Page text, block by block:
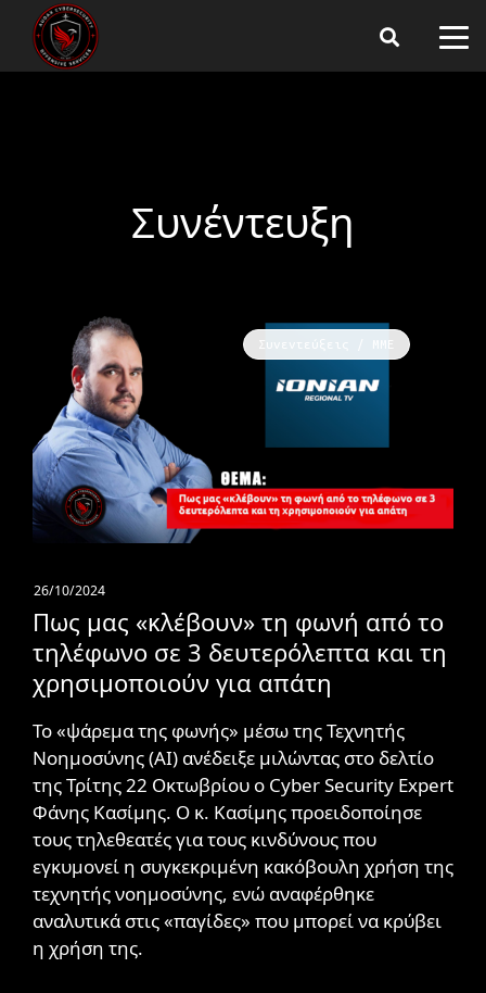
Συνέντευξη
Συνεντεύξεις / ΜΜΕ
26/10/2024
Πως μας «κλέβουν» τη φωνή από το
τηλέφωνο σε 3 δευτερόλεπτα και τη
χρησιμοποιούν για απάτη
Το «ψάρεμα της φωνής» μέσω της Τεχνητής
Νοημοσύνης (AI) ανέδειξε μιλώντας στο δελτίο
της Τρίτης 22 Οκτωβρίου ο Cyber Security Expert
Φάνης Κασίμης. Ο κ. Κασίμης προειδοποίησε
τους τηλεθεατές για τους κινδύνους που
εγκυμονεί η συγκεκριμένη κακόβουλη χρήση της
τεχνητής νοημοσύνης, ενώ αναφέρθηκε
αναλυτικά στις «παγίδες» που μπορεί να κρύβει
η χρήση της.